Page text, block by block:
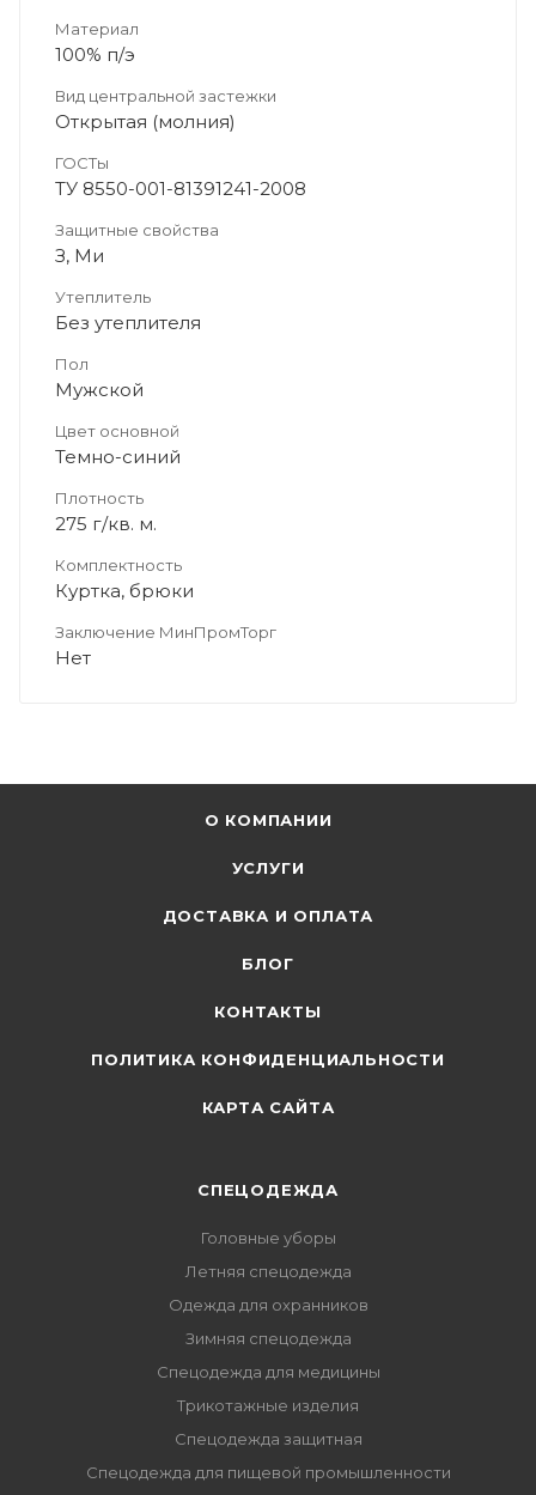
Материал
100% п/э
Вид центральной застежки
Открытая (молния)
ГОСТы
ТУ 8550-001-81391241-2008
Защитные свойства
З, Ми
Утеплитель
Без утеплителя
Пол
Мужской
Цвет основной
Темно-синий
Плотность
275 г/кв. м.
Комплектность
Куртка, брюки
Заключение МинПромТорг
Нет
О КОМПАНИИ
УСЛУГИ
ДОСТАВКА И ОПЛАТА
БЛОГ
КОНТАКТЫ
ПОЛИТИКА КОНФИДЕНЦИАЛЬНОСТИ
КАРТА САЙТА
СПЕЦОДЕЖДА
Головные уборы
Летняя спецодежда
Одежда для охранников
Зимняя спецодежда
Спецодежда для медицины
Трикотажные изделия
Спецодежда защитная
Спецодежда для пищевой промышленности